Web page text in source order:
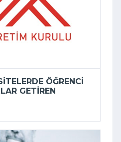
ÖĞRENCI
GETIREN